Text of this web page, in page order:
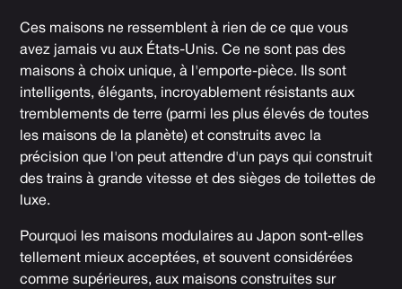
Ces maisons ne ressemblent à rien de ce que vous
avez jamais vu aux États-Unis. Ce ne sont pas des
maisons à choix unique, à l'emporte-pièce. Ils sont
intelligents, élégants, incroyablement résistants aux
tremblements de terre (parmi les plus élevés de toutes
les maisons de la planète) et construits avec la
précision que l'on peut attendre d'un pays qui construit
des trains à grande vitesse et des sièges de toilettes de
luxe.
Pourquoi les maisons modulaires au Japon sont-elles
tellement mieux acceptées, et souvent considérées
comme supérieures, aux maisons construites sur